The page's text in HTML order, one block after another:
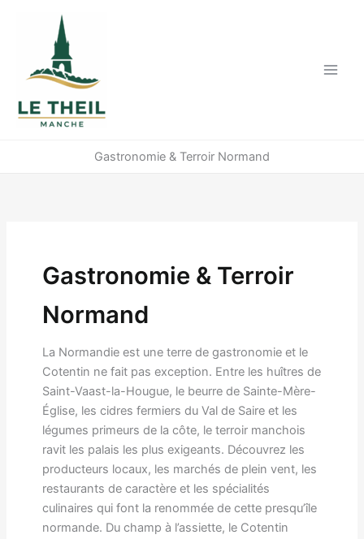
Gastronomie & Terroir Normand
Gastronomie & Terroir
Normand
La Normandie est une terre de gastronomie et le
Cotentin ne fait pas exception. Entre les huîtres de
Saint-Vaast-la-Hougue, le beurre de Sainte-Mère-
Église, les cidres fermiers du Val de Saire et les
légumes primeurs de la côte, le terroir manchois
ravit les palais les plus exigeants. Découvrez les
producteurs locaux, les marchés de plein vent, les
restaurants de caractère et les spécialités
culinaires qui font la renommée de cette presqu’île
normande. Du champ à l’assiette, le Cotentin